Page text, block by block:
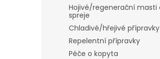
Hojivé/regenerační masti
spreje
Chladivé/hřejivé přípravky
Repelentní přípravky
Péče o kopyta